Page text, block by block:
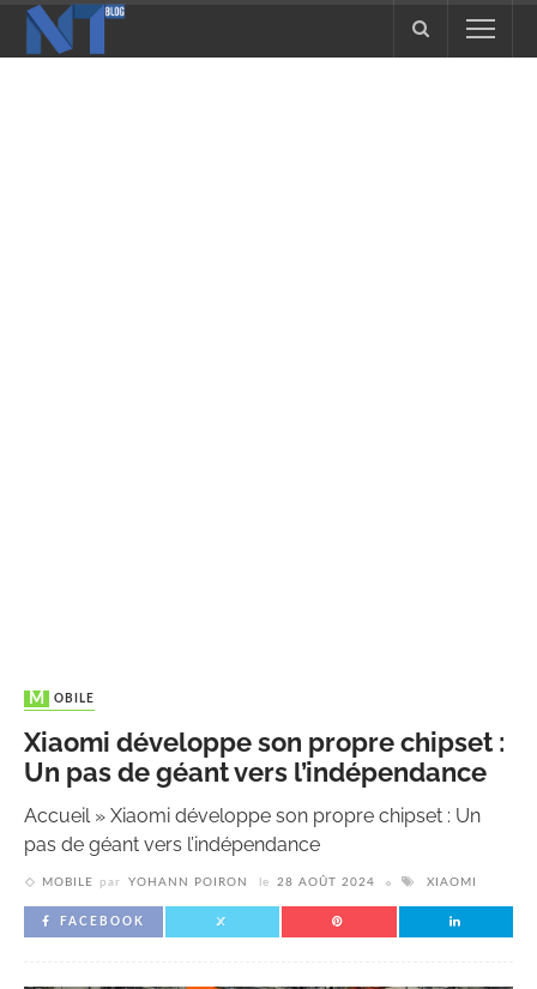
MOBILE
Xiaomi développe son propre chipset :
Un pas de géant vers l’indépendance
Accueil» Xiaomi développe son propre chipset : Un
pas de géant vers l’indépendance
MOBILE par YOHANN POIRON le 28 AOÛT 2024 XIAOMI
FACEBOOK